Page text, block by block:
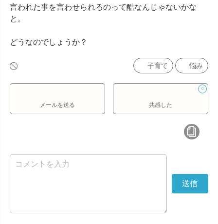
言われた事を言わせられるのって酷なんじゃないかな
と。
どうなのでしょうか？
子育て 悩み
メールを送る
0
共感した